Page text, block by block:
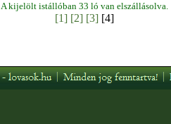
A kijelölt istállóban 33 ló van elszállásolva.
[1] [2] [3] [4]